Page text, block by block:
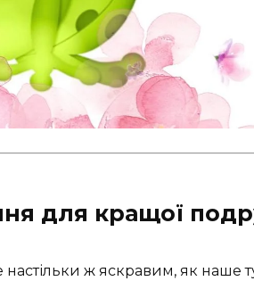
для кращої
настільки ж яскравим, як наше